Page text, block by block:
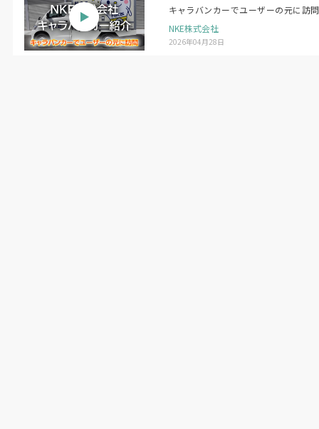
キャラバンカーでユーザーの元に訪問
NKE株式会社
2026年04月28日